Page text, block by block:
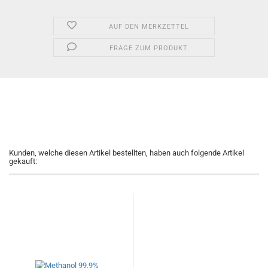
AUF DEN MERKZETTEL
FRAGE ZUM PRODUKT
Kunden, welche diesen Artikel bestellten, haben auch folgende Artikel
gekauft: